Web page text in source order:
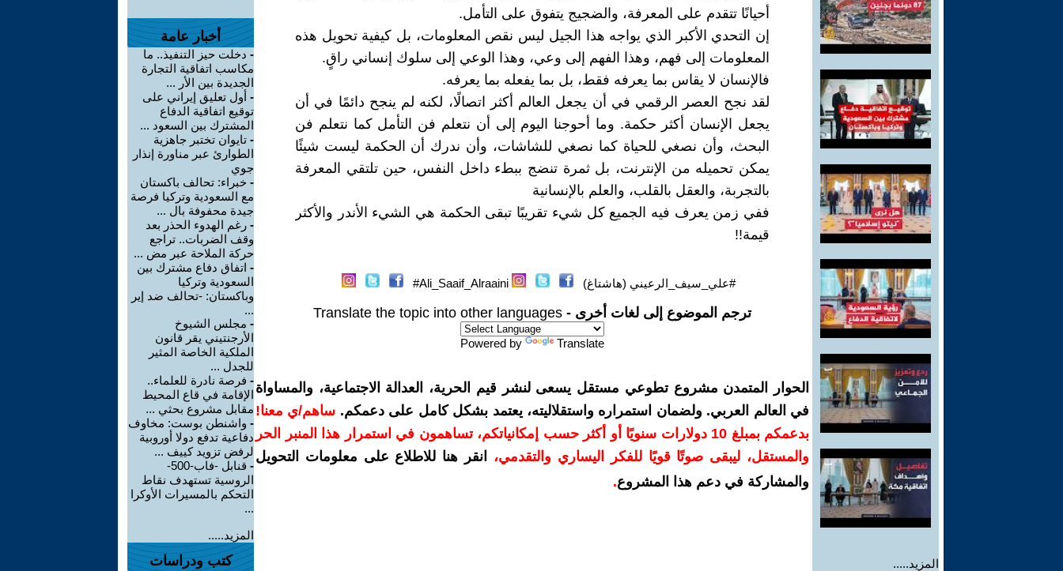
المزيد.....
أحيانًا تتقدم على المعرفة، والضجيج يتفوق على التأمل.
إن التحدي الأكبر الذي يواجه هذا الجيل ليس نقص المعلومات، بل كيفية تحويل هذه
المعلومات إلى فهم، وهذا الفهم إلى وعي، وهذا الوعي إلى سلوك إنساني راقٍ.
فالإنسان لا يقاس بما يعرفه فقط، بل بما يفعله بما يعرفه.
لقد نجح العصر الرقمي في أن يجعل العالم أكثر اتصالًا، لكنه لم ينجح دائمًا في أن
يجعل الإنسان أكثر حكمة. وما أحوجنا اليوم إلى أن نتعلم فن التأمل كما نتعلم فن
البحث، وأن نصغي للحياة كما نصغي للشاشات، وأن ندرك أن الحكمة ليست شيئًا
يمكن تحميله من الإنترنت، بل ثمرة تنضج ببطء داخل النفس، حين تلتقي المعرفة
بالتجربة، والعقل بالقلب، والعلم بالإنسانية
ففي زمن يعرف فيه الجميع كل شيء تقريبًا تبقى الحكمة هي الشيء الأندر والأكثر
قيمة!!
#علي_سيف_الرعيني (هاشتاغ) Ali_Saaif_Alraaini#
ترجم الموضوع إلى لغات أخرى - Translate the topic into other languages
Powered by Translate
الحوار المتمدن مشروع تطوعي مستقل يسعى لنشر قيم الحرية، العدالة الاجتماعية، والمساواة
في العالم العربي. ولضمان استمراره واستقلاليته، يعتمد بشكل كامل على دعمكم. ساهم/ي معنا!
بدعمكم بمبلغ 10 دولارات سنويًا أو أكثر حسب إمكانياتكم، تساهمون في استمرار هذا المنبر الحر
والمستقل، ليبقى صوتًا قويًا للفكر اليساري والتقدمي،
انقر هنا للاطلاع على معلومات التحويل
والمشاركة في دعم هذا المشروع.
أخبار عامة
- دخلت حيز التنفيذ.. ما
مكاسب اتفاقية التجارة
الجديدة بين الأر ...
- أول تعليق إيراني على
توقيع اتفاقية الدفاع
المشترك بين السعود ...
- تايوان تختبر جاهزية
الطوارئ عبر مناورة إنذار
جوي
- خبراء: تحالف باكستان
مع السعودية وتركيا فرصة
جيدة محفوفة بال ...
- رغم الهدوء الحذر بعد
وقف الضربات.. تراجع
حركة الملاحة عبر مض ...
- اتفاق دفاع مشترك بين
السعودية وتركيا
وباكستان: -تحالف ضد إير
...
- مجلس الشيوخ
الأرجنتيني يقر قانون
الملكية الخاصة المثير
للجدل ...
- فرصة نادرة للعلماء..
الإقامة في قاع المحيط
مقابل مشروع بحثي ...
- واشنطن بوست: مخاوف
دفاعية تدفع دولا أوروبية
لرفض تزويد كييف ...
-
قنابل -فاب-500-
الروسية تستهدف نقاط
التحكم بالمسيرات الأوكرا
...
المزيد.....
كتب ودراسات